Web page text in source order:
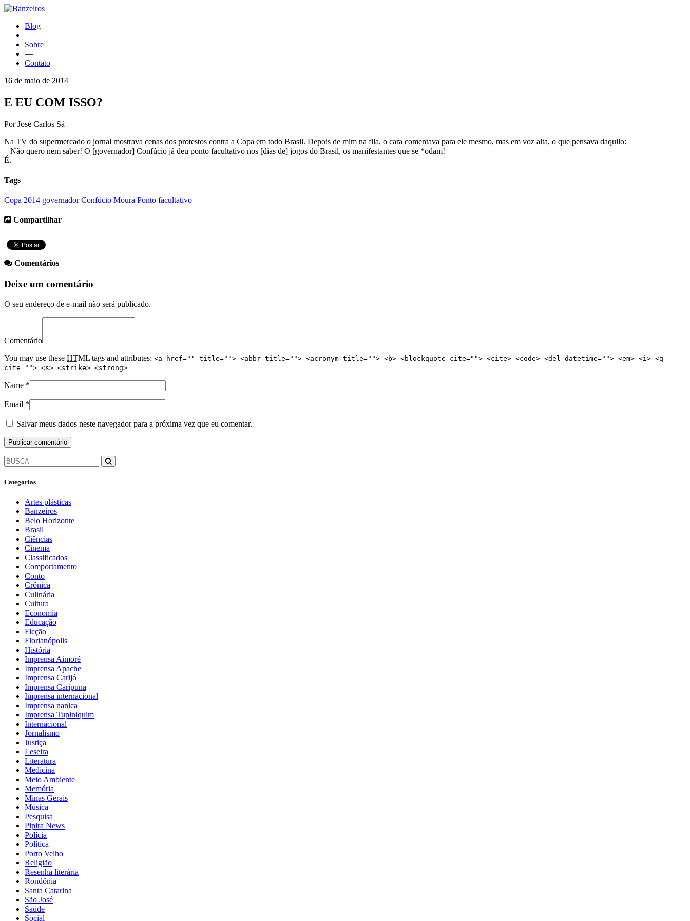
Blog
—
Sobre
—
Contato
16 de maio de 2014
E EU COM ISSO?
Por José Carlos Sá
Na TV do supermercado o jornal mostrava cenas dos protestos contra a Copa em todo Brasil. Depois de mim na fila, o cara comentava para ele mesmo, mas em voz alta, o que pensava daquilo:
– Não quero nem saber! O [governador] Confúcio já deu ponto facultativo nos [dias de] jogos do Brasil, os manifestantes que se *odam!
É.
Tags
Copa 2014 governador Confúcio Moura Ponto facultativo
Compartilhar
Comentários
Deixe um comentário
O seu endereço de e-mail não será publicado.
Comentário
You may use these HTML tags and attributes: <a href="" title=""> <abbr title=""> <acronym title=""> <b> <blockquote cite=""> <cite> <code> <del datetime=""> <em> <i> <q
cite=""> <s> <strike> <strong>
Name *
Email *
Salvar meus dados neste navegador para a próxima vez que eu comentar.
Categorias
Artes plásticas
Banzeiros
Belo Horizonte
Brasil
Ciências
Cinema
Classificados
Comportamento
Conto
Crônica
Culinária
Cultura
Economia
Educação
Ficção
Florianópolis
História
Imprensa Aimoré
Imprensa Apache
Imprensa Carijó
Imprensa Caripuna
Imprensa internacional
Imprensa nanica
Imprensa Tupiniquim
Internacional
Jornalismo
Justiça
Leseira
Literatura
Medicina
Meio Ambiente
Memória
Minas Gerais
Música
Pesquisa
Pipira News
Polícia
Política
Porto Velho
Religião
Resenha literária
Rondônia
Santa Catarina
São José
Saúde
Social